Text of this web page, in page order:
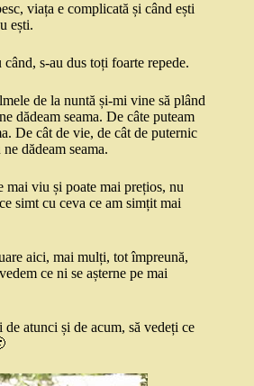
viața e complicată și când ești
ești.
s-au dus toți foarte repede.
de la nuntă și-mi vine să plând
dădeam seama. De câte puteam
De cât de vie, de cât de puternic
dădeam seama.
mai viu și poate mai prețios, nu
simt cu ceva ce am simțit mai
aici, mai mulți, tot împreună,
ce ni se așterne pe mai
atunci și de acum, să vedeți ce